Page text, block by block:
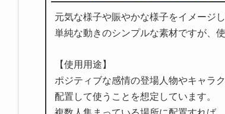
元気な様子や賑やかな様子をイメージ
単純な動きのシンプルな素材ですが、
【使用用途】
ポジティブな感情の登場人物やキャラ
配置して使うことを想定しています。